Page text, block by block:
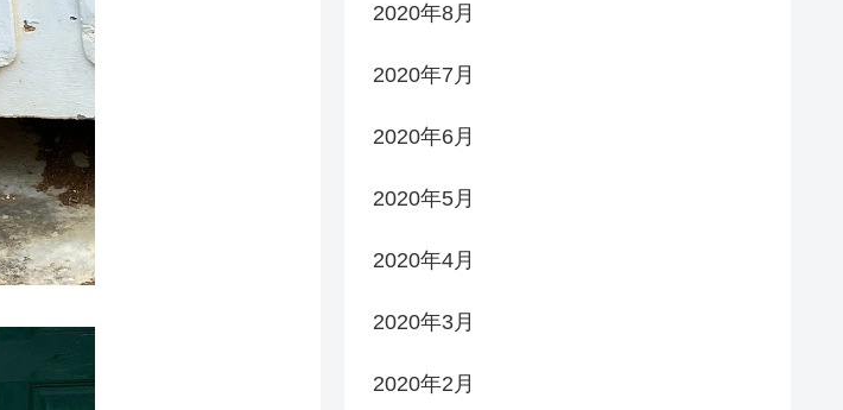
2020年8月
2020年7月
2020年6月
2020年5月
2020年4月
2020年3月
2020年2月